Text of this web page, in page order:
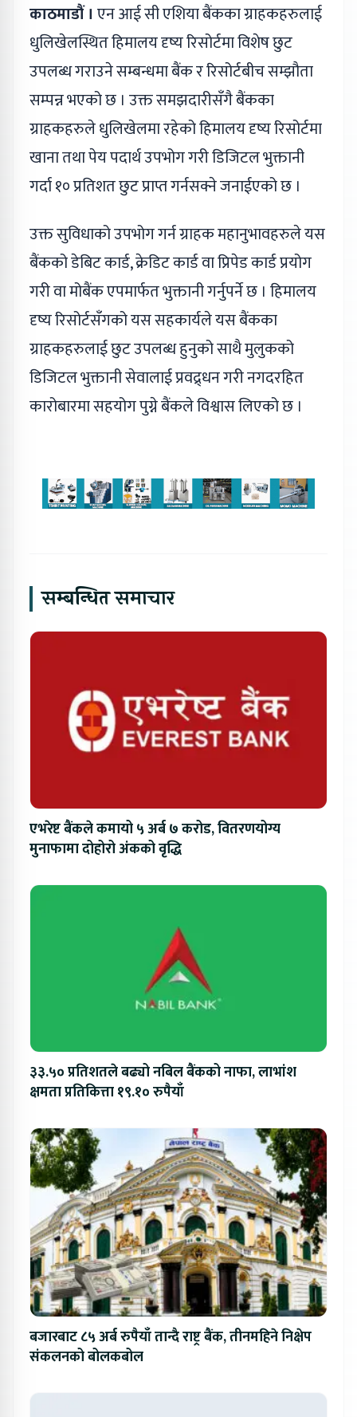
काठमाडौं । एन आई सी एशिया बैंकका ग्राहकहरुलाई
धुलिखेलस्थित हिमालय दृष्य रिसोर्टमा विशेष छुट
उपलब्ध गराउने सम्बन्धमा बैंक र रिसोर्टबीच सम्झौता
सम्पन्न भएको छ । उक्त समझदारीसँगै बैंकका
ग्राहकहरुले धुलिखेलमा रहेको हिमालय दृष्य रिसोर्टमा
खाना तथा पेय पदार्थ उपभोग गरी डिजिटल भुक्तानी
गर्दा १० प्रतिशत छुट प्राप्त गर्नसक्ने जनाईएको छ ।
उक्त सुविधाको उपभोग गर्न ग्राहक महानुभावहरुले यस
बैंकको डेबिट कार्ड, क्रेडिट कार्ड वा प्रिपेड कार्ड प्रयोग
गरी वा मोबैंक एपमार्फत भुक्तानी गर्नुपर्ने छ । हिमालय
दृष्य रिसोर्टसँगको यस सहकार्यले यस बैंकका
ग्राहकहरुलाई छुट उपलब्ध हुनुको साथै मुलुकको
डिजिटल भुक्तानी सेवालाई प्रवद्र्धन गरी नगदरहित
कारोबारमा सहयोग पुग्ने बैंकले विश्वास लिएको छ ।
सम्बन्धित समाचार
एभरेष्ट बैंकले कमायो ५ अर्ब ७ करोड, वितरणयोग्य
मुनाफामा दोहोरो अंकको वृद्धि
३३.५० प्रतिशतले बढ्यो नबिल बैंकको नाफा, लाभांश
क्षमता प्रतिकित्ता १९.१० रुपैयाँ
बजारबाट ८५ अर्ब रुपैयाँ तान्दै राष्ट्र बैंक, तीनमहिने निक्षेप
संकलनको बोलकबोल